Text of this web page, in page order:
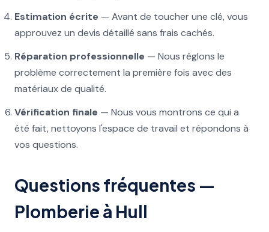
Estimation écrite — Avant de toucher une clé, vous
approuvez un devis détaillé sans frais cachés.
Réparation professionnelle — Nous réglons le
problème correctement la première fois avec des
matériaux de qualité.
Vérification finale — Nous vous montrons ce qui a
été fait, nettoyons l'espace de travail et répondons à
vos questions.
Questions fréquentes —
Plomberie à Hull